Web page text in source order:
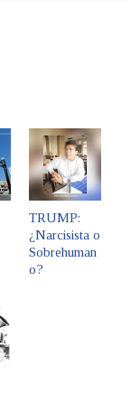
TRUMP:
¿Narcisista o
Sobrehuman
o?